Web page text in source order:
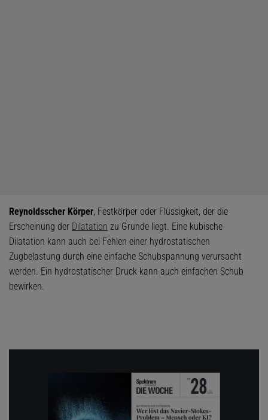
Reynoldsscher Körper, Festkörper oder Flüssigkeit, der die
Erscheinung der Dilatation zu Grunde liegt. Eine kubische
Dilatation kann auch bei Fehlen einer hydrostatischen
Zugbelastung durch eine einfache Schubspannung verursacht
werden. Ein hydrostatischer Druck kann auch einfachen Schub
bewirken.